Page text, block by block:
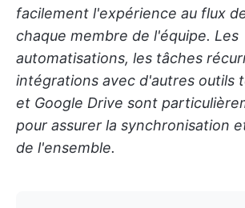
facilement l'expérience au flux
chaque membre de l'équipe. Les
automatisations, les tâches
intégrations avec d'autres outils
et Google Drive sont
pour assurer la synchronisation
de l'ensemble.